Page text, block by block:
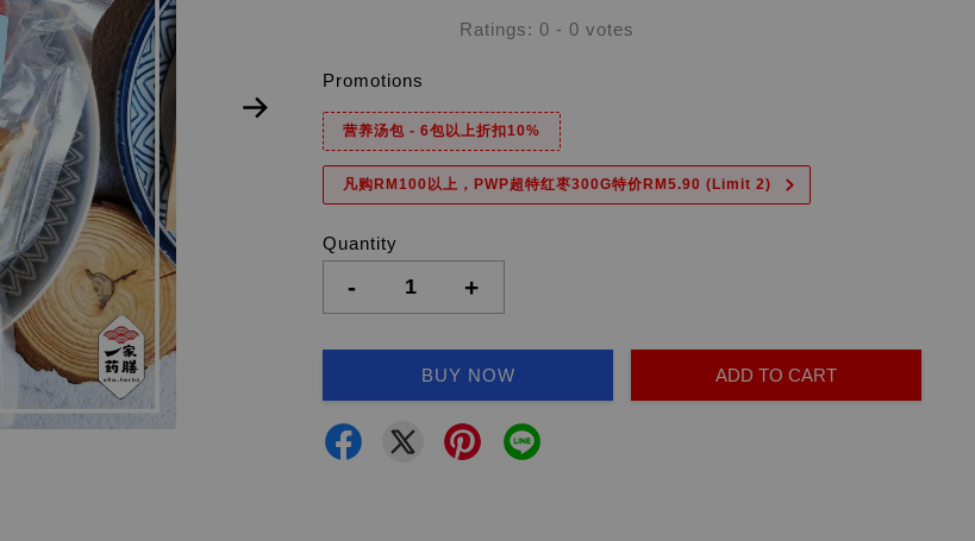
Ratings:0 -0 votes
Promotions
营养汤包 - 6包以上折扣10%
凡购RM100以上，PWP超特红枣300G特价RM5.90 (Limit 2)
Quantity
- +
BUY NOW ADD TO CART